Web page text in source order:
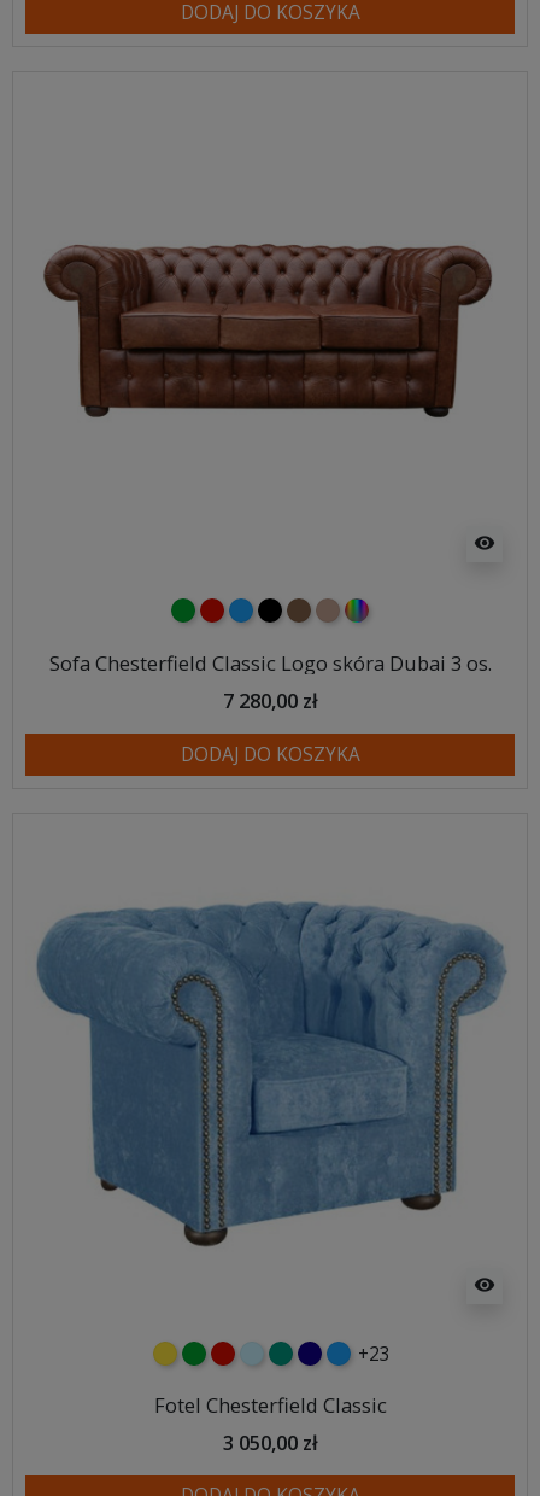
DODAJ DO KOSZYKA
visibility
zielonyczerwony
niebieski
czarnybrązowy
jasnobrązowy
wybór koloru
Sofa Chesterfield Classic Logo skóra Dubai 3 os.
7 280,00 zł
DODAJ DO KOSZYKA
visibility
żółtyzielonyczerwony
błękitnyturkusowy
granatowy
niebieski
+23
Fotel Chesterfield Classic
3 050,00 zł